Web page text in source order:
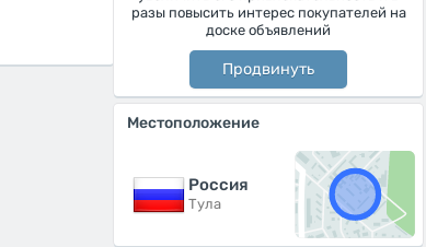
разы повысить интерес покупателей на
доске объявлений
Продвинуть
Местоположение
Россия
Тула